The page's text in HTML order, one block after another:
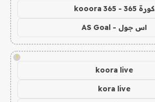
كورة 365 - kooora 365
اس جول - AS Goal
!
koora live
kora live